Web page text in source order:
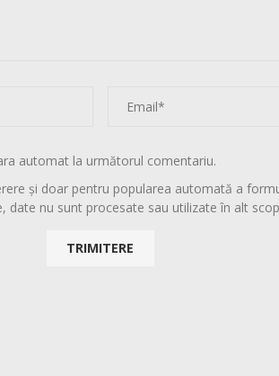
automat la următorul comentariu.
și doar pentru popularea automată a
date nu sunt procesate sau utilizate în alt